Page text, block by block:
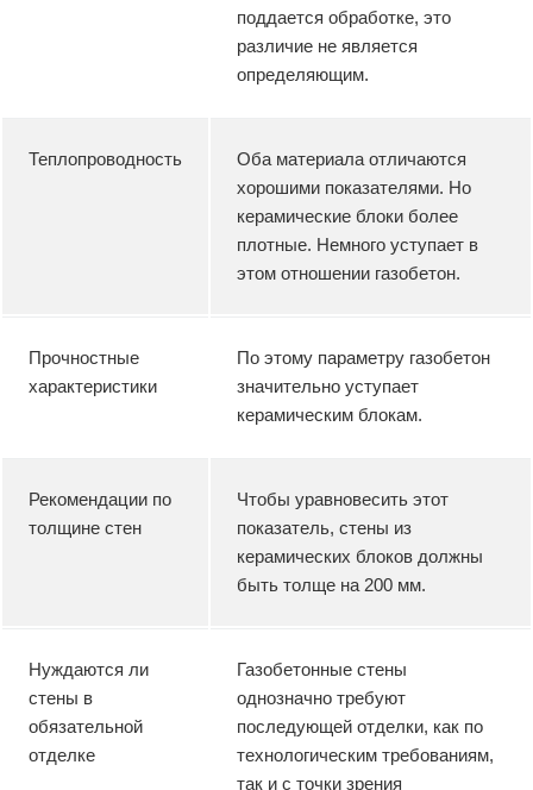
поддается обработке, это
различие не является
определяющим.
Теплопроводность
Оба материала отличаются
хорошими показателями. Но
керамические блоки более
плотные. Немного уступает в
этом отношении газобетон.
Прочностные
характеристики
По этому параметру газобетон
значительно уступает
керамическим блокам.
Рекомендации по
толщине стен
Чтобы уравновесить этот
показатель, стены из
керамических блоков должны
быть толще на 200 мм.
Нуждаются ли
стены в
обязательной
отделке
Газобетонные стены
однозначно требуют
последующей отделки, как по
технологическим требованиям,
так и с точки зрения